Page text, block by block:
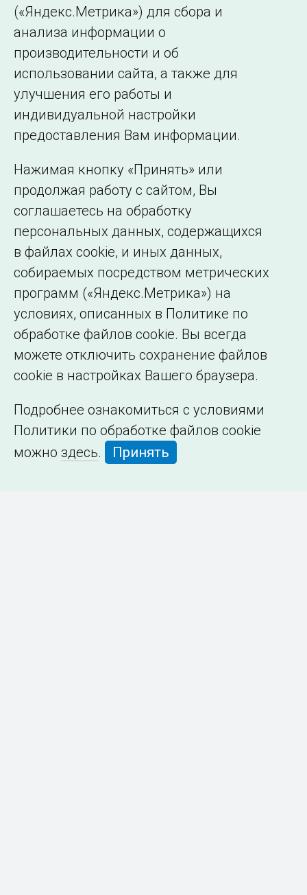
← Все публикации
Подписаться на новости
©2005–2026 АО «СО ЕЭС»
Филиалы и
представительства
образовательной
организации
(«Яндекс.Метрика») для сбора и
анализа информации о
производительности и об
использовании сайта, а также для
улучшения его работы и
индивидуальной настройки
предоставления Вам информации.
Нажимая кнопку «Принять» или
продолжая работу с сайтом, Вы
соглашаетесь на обработку
персональных данных, содержащихся
в файлах cookie, и иных данных,
собираемых посредством метрических
программ («Яндекс.Метрика») на
условиях, описанных в Политике по
обработке файлов cookie. Вы всегда
можете отключить сохранение файлов
cookie в настройках Вашего браузера.
Подробнее ознакомиться с условиями
Политики по обработке файлов cookie
можно здесь. Принять